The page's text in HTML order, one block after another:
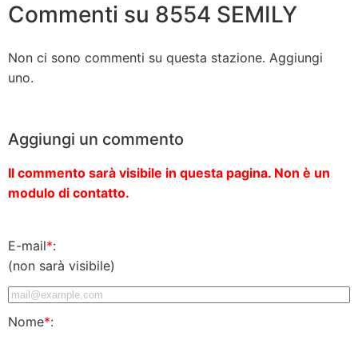
Commenti su 8554 SEMILY
Non ci sono commenti su questa stazione. Aggiungi
uno.
Aggiungi un commento
Il commento sarà visibile in questa pagina. Non è un
modulo di contatto.
E-mail*:
(non sarà visibile)
Nome*: